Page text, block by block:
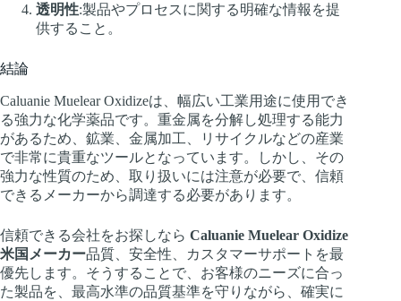
透明性:製品やプロセスに関する明確な情報を提
供すること。
結論
Caluanie Muelear Oxidizeは、幅広い工業用途に使用でき
る強力な化学薬品です。重金属を分解し処理する能力
があるため、鉱業、金属加工、リサイクルなどの産業
で非常に貴重なツールとなっています。しかし、その
強力な性質のため、取り扱いには注意が必要で、信頼
できるメーカーから調達する必要があります。
信頼できる会社をお探しなら Caluanie Muelear Oxidize
米国メーカー品質、安全性、カスタマーサポートを最
優先します。そうすることで、お客様のニーズに合っ
た製品を、最高水準の品質基準を守りながら、確実に